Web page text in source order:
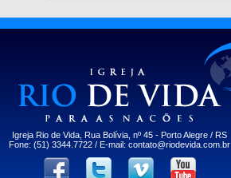
Igreja Rio de Vida, Rua Bolívia, nº 45 - Porto Alegre / RS
Fone: (51) 3344.7722 / E-mail:contato@riodevida.com.br